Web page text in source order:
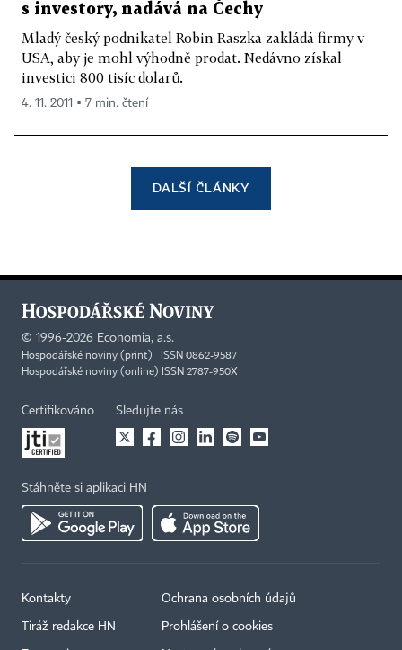
s investory, nadává na Čechy
Mladý český podnikatel Robin Raszka zakládá firmy v
USA, aby je mohl výhodně prodat. Nedávno získal
investici 800 tisíc dolarů.
4. 11. 2011 ▪ 7 min. čtení
DALŠÍ ČLÁNKY
© 1996-2026 Economia, a.s.
Hospodářské noviny (print) ISSN 0862-9587
Hospodářské noviny (online) ISSN 2787-950X
Certifikováno Sledujte nás
Stáhněte si aplikaci HN
Kontakty
Tiráž redakce HN
Ochrana osobních údajů
Prohlášení o cookies